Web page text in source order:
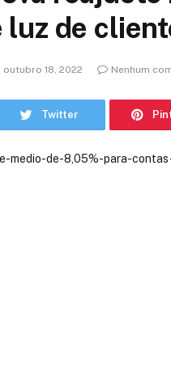
de
outubro 18, 2022 Nenhum
Twitter